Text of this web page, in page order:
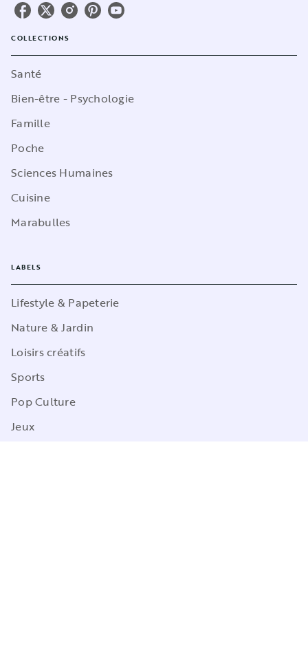
COLLECTIONS
Santé
Bien-être - Psychologie
Famille
Poche
Sciences Humaines
Cuisine
Marabulles
LABELS
Lifestyle & Papeterie
Nature & Jardin
Loisirs créatifs
Sports
Pop Culture
Jeux